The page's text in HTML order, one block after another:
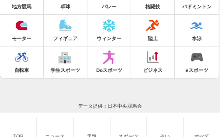
地方競馬 卓球 バレー 格闘技 バドミントン
モーター フィギュア ウィンター 陸上 水泳
自転車 学生スポーツ Doスポーツ ビジネス eスポーツ
データ提供：日本中央競馬会